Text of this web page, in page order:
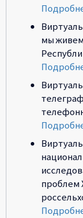
мы
проблем